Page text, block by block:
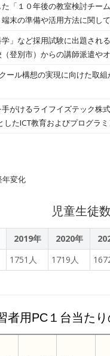
「１０年後の教室検討チー
末の準備や活用方法に関し
」など採用試験に出題され
登別市）からの講師派遣や
ル構想の実現に向けた取組
がけるライフイズテック株
たICT教育およびプログラ
変化
児童生徒数
2019年 2020年
1751人 1719人
者用PC１台当た